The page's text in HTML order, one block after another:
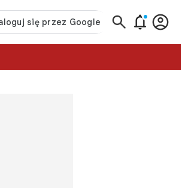
  